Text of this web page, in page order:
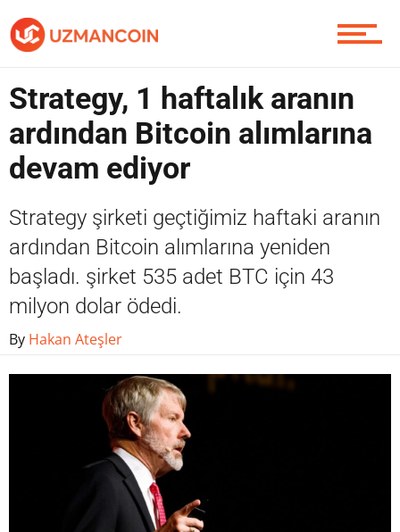
Piyasa
Contact / İletişim
Strategy, 1 haftalık aranın
ardından Bitcoin alımlarına
devam ediyor
Strategy şirketi geçtiğimiz haftaki aranın
ardından Bitcoin alımlarına yeniden
başladı. şirket 535 adet BTC için 43
milyon dolar ödedi.
By Hakan Ateşler